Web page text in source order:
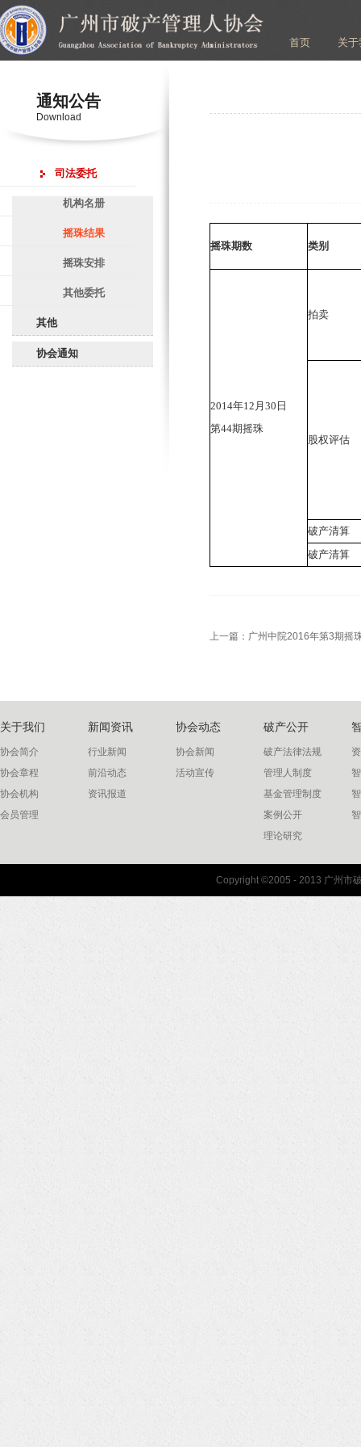
首页 关
通知公告
Download
司法委托
机构名册
摇珠结果
摇珠安排
其他委托
其他
协会通知
摇珠期数 类别
2014年12月30日
第44期摇珠
拍卖
股权评估
破产清算
破产清算
上一篇： 广州中院2016年第3期摇
关于我们
协会简介
协会章程
协会机构
会员管理
新闻资讯
行业新闻
前沿动态
资讯报道
协会动态
协会新闻
活动宣传
破产公开
破产法律法规
管理人制度
基金管理制度
案例公开
理论研究
联系我们
Copyright ©2005 - 2013 广州市